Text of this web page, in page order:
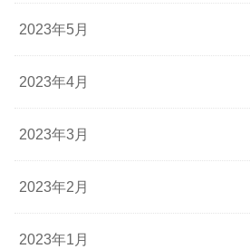
2023年5月
2023年4月
2023年3月
2023年2月
2023年1月